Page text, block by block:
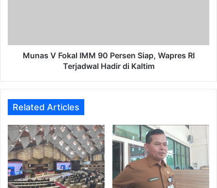
RI
TerjadwalMunas V Fokal IMM 90 Persen Siap, Wapres RI
Terjadwal Hadir di Kaltim
Related Articles